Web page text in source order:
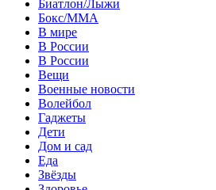
Биатлон/Лыжи
Бокс/MMA
В мире
В России
В России
Вещи
Военные новости
Волейбол
Гаджеты
Дети
Дом и сад
Еда
Звёзды